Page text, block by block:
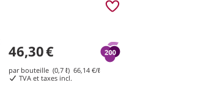
46,30€
par bouteille (0,7 ℓ)66,14 €/ℓ
TVA et taxes incl.